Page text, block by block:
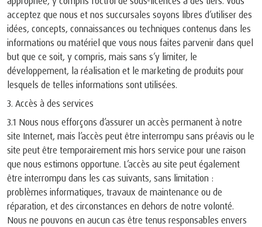
acceptez que nous et nos succursales soyons libres d’utiliser des
idées, concepts, connaissances ou techniques contenus dans les
informations ou matériel que vous nous faites parvenir dans quel
but que ce soit, y compris, mais sans s’y limiter, le
développement, la réalisation et le marketing de produits pour
lesquels de telles informations sont utilisées.
3. Accès à des services
3.1 Nous nous efforçons d’assurer un accès permanent à notre
site Internet, mais l’accès peut être interrompu sans préavis ou le
site peut être temporairement mis hors service pour une raison
que nous estimons opportune. L’accès au site peut également
être interrompu dans les cas suivants, sans limitation :
problèmes informatiques, travaux de maintenance ou de
réparation, et des circonstances en dehors de notre volonté.
Nous ne pouvons en aucun cas être tenus responsables envers